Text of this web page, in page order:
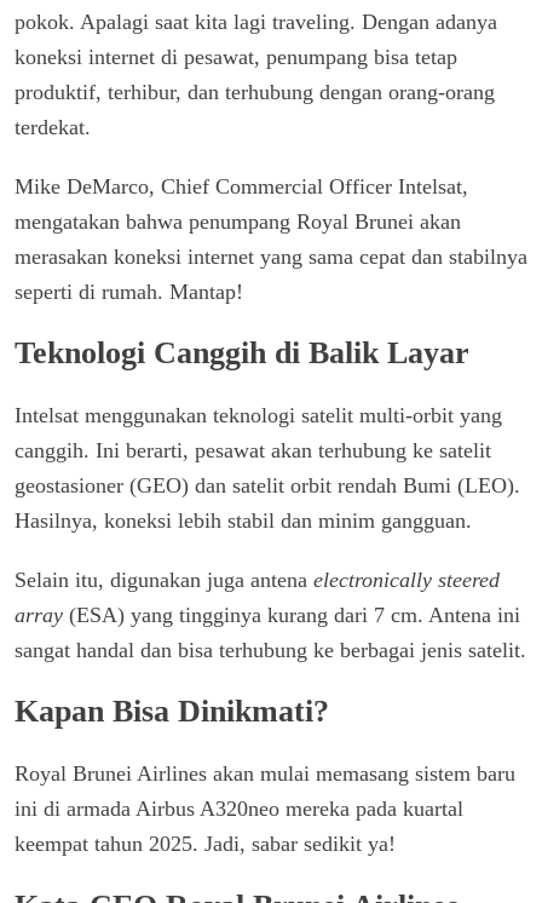
pokok. Apalagi saat kita lagi traveling. Dengan adanya
koneksi internet di pesawat, penumpang bisa tetap
produktif, terhibur, dan terhubung dengan orang-orang
terdekat.
Mike DeMarco, Chief Commercial Officer Intelsat,
mengatakan bahwa penumpang Royal Brunei akan
merasakan koneksi internet yang sama cepat dan stabilnya
seperti di rumah. Mantap!
Teknologi Canggih di Balik Layar
Intelsat menggunakan teknologi satelit multi-orbit yang
canggih. Ini berarti, pesawat akan terhubung ke satelit
geostasioner (GEO) dan satelit orbit rendah Bumi (LEO).
Hasilnya, koneksi lebih stabil dan minim gangguan.
Selain itu, digunakan juga antena electronically steered
array (ESA) yang tingginya kurang dari 7 cm. Antena ini
sangat handal dan bisa terhubung ke berbagai jenis satelit.
Kapan Bisa Dinikmati?
Royal Brunei Airlines akan mulai memasang sistem baru
ini di armada Airbus A320neo mereka pada kuartal
keempat tahun 2025. Jadi, sabar sedikit ya!